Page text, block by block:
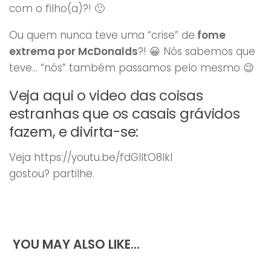
com o filho(a)?! 🙂
Ou quem nunca teve uma “crise” de fome
extrema por McDonalds?! 😀 Nós sabemos que
teve… “nós” também passamos pelo mesmo 😉
Veja aqui o video das coisas
estranhas que os casais grávidos
fazem, e divirta-se:
Veja https://youtu.be/fdGlItO8lkI
gostou? partilhe.
YOU MAY ALSO LIKE...